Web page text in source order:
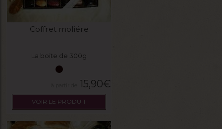
Coffret moliére
La boite de 300g
15,90€
VOIR LE PRODUIT